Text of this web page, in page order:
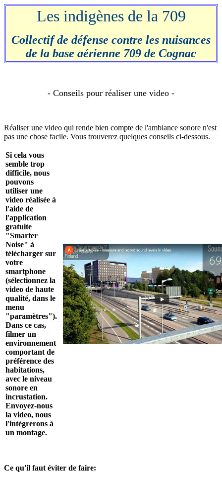
Les indigènes de la 709
Collectif de défense contre les nuisances
de la base aérienne 709 de Cognac
- Conseils pour réaliser une video -
Réaliser une video qui rende bien compte de l'ambiance sonore n'est
pas une chose facile. Vous trouverez quelques conseils ci-dessous.
Si cela vous
semble trop
difficile, nous
pouvons
utiliser une
video réalisée à
l'aide de
l'application
gratuite
"Smarter
Noise" à
télécharger sur
votre
smartphone
(sélectionnez la
video de haute
qualité, dans le
menu
"paramètres").
Dans ce cas,
filmer un
environnement
comportant de
préférence des
habitations,
avec le niveau
sonore en
incrustation.
Envoyez-nous
la video, nous
l'intégrerons à
un montage.
Ce qu'il faut éviter de faire: